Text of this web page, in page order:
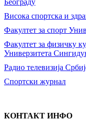
Висока спортска и
Факултет за спорт
Факултет за физичку
Универзитета
Радио телевизија
Спортски журнал
КОНТАКТ ИНФО